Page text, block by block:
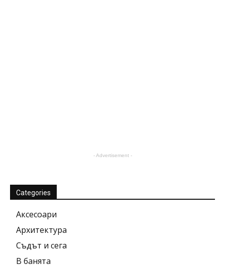
- Advertisement -
Categories
Аксесоари
Архитектура
Съдът и сега
В банята